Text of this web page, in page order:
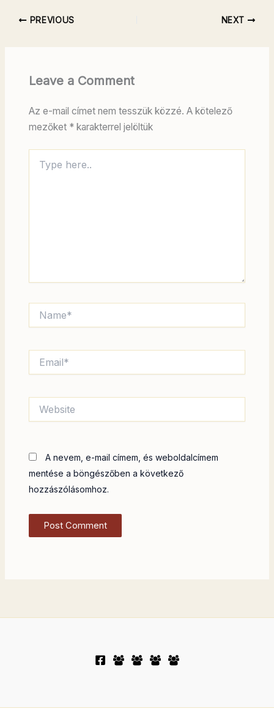
PREVIOUS NEXT
Leave a Comment
Az e-mail címet nem tesszük közzé. A kötelező
mezőket * karakterrel jelöltük
here..
A nevem, e-mail címem, és weboldalcímem
mentése a böngészőben a következő
hozzászólásomhoz.